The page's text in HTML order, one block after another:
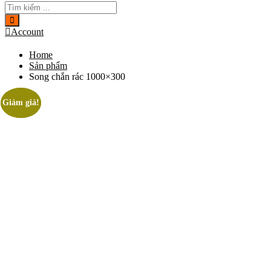
Account
Home
Sản phẩm
Song chắn rác 1000×300
Giảm giá!
Giảm giá!